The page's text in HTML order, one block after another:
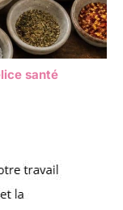
santé